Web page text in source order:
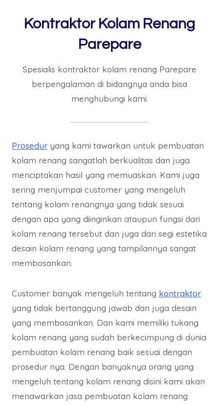
Kontraktor Kolam Renang
Parepare
Spesialis kontraktor kolam renang Parepare
berpengalaman di bidangnya anda bisa
menghubungi kami.
Prosedur yang kami tawarkan untuk pembuatan
kolam renang sangatlah berkualitas dan juga
menciptakan hasil yang memuaskan. Kami juga
sering menjumpai customer yang mengeluh
tentang kolam renangnya yang tidak sesuai
dengan apa yang diinginkan ataupun fungsi dari
kolam renang tersebut dan juga dari segi estetika
desain kolam renang yang tampilannya sangat
membosankan.
Customer banyak mengeluh tentang kontraktor
yang tidak bertanggung jawab dan juga desain
yang membosankan. Dan kami memiliki tukang
kolam renang yang sudah berkecimpung di dunia
pembuatan kolam renang baik sesuai dengan
prosedur nya. Dengan banyaknya orang yang
mengeluh tentang kolam renang disini kami akan
menawarkan jasa pembuatan kolam renang